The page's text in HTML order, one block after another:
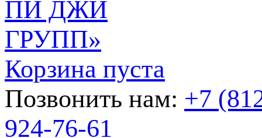
Корзина пуста
Позвонить нам: +7
924-76-61